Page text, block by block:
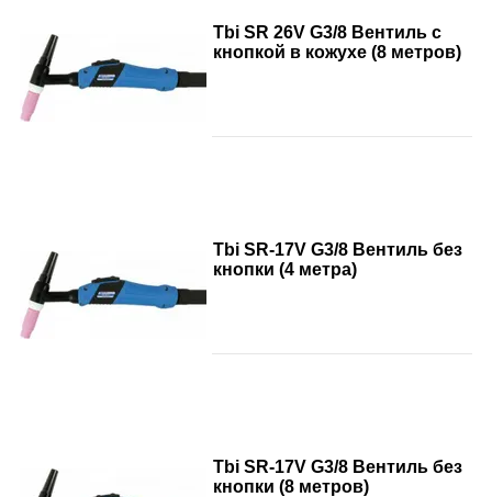
Tbi SR 26V G3/8 Вентиль с
кнопкой в кожухе (8 метров)
Tbi SR-17V G3/8 Вентиль без
кнопки (4 метра)
Tbi SR-17V G3/8 Вентиль без
кнопки (8 метров)